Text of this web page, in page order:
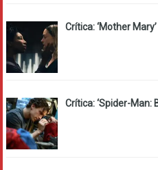
Crítica: ‘Mother Mary’
Crítica: ‘Spider-Man: